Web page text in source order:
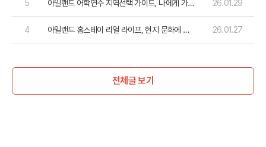
5
아일랜드 어학연수 지역선택 가이드, 나에게 가장
26.01.29
4
아일랜드 홈스테이 리얼 라이프, 현지 문화에 스
26.01.27
전체글 보기